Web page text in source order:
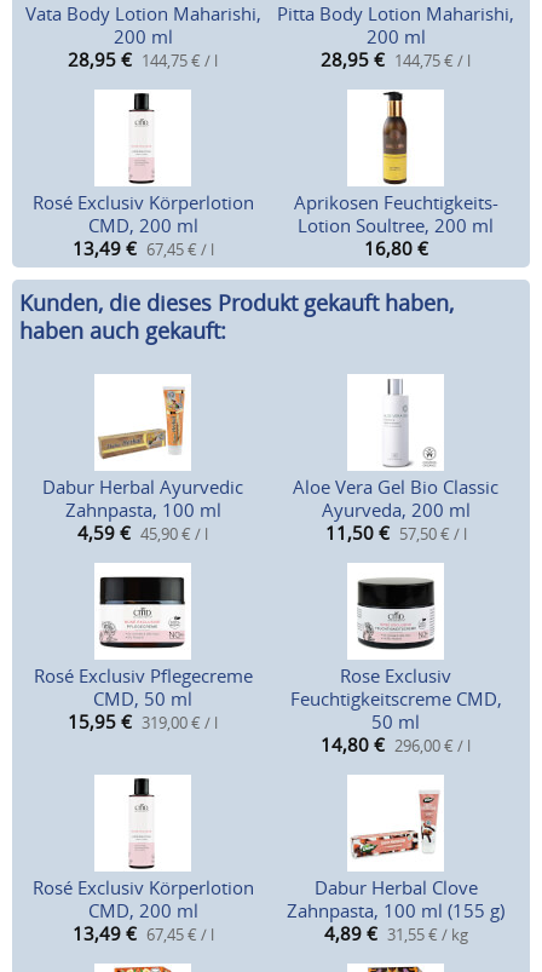
Vata Body Lotion Maharishi,
200 ml
28,95 € 144,75 € / l
Pitta Body Lotion Maharishi,
200 ml
28,95 € 144,75 € / l
Rosé Exclusiv Körperlotion
CMD, 200 ml
13,49 € 67,45 € / l
Aprikosen Feuchtigkeits-
Lotion Soultree, 200 ml
16,80 €
Kunden, die dieses Produkt gekauft haben,
haben auch gekauft:
Dabur Herbal Ayurvedic
Zahnpasta, 100 ml
4,59 € 45,90 € / l
Aloe Vera Gel Bio Classic
Ayurveda, 200 ml
11,50 € 57,50 € / l
Rosé Exclusiv Pflegecreme
CMD, 50 ml
15,95 € 319,00 € / l
Rose Exclusiv
Feuchtigkeitscreme CMD,
50 ml
14,80 € 296,00 € / l
Rosé Exclusiv Körperlotion
CMD, 200 ml
13,49 € 67,45 € / l
Dabur Herbal Clove
Zahnpasta, 100 ml (155 g)
4,89 € 31,55 € / kg